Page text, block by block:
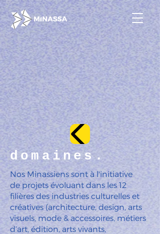
domaines.
Nos Minassiens sont à l'initiative
de projets évoluant dans les 12
filières des industries culturelles et
créatives (architecture, design, arts
visuels, mode & accessoires, métiers
d’art, édition, arts vivants,